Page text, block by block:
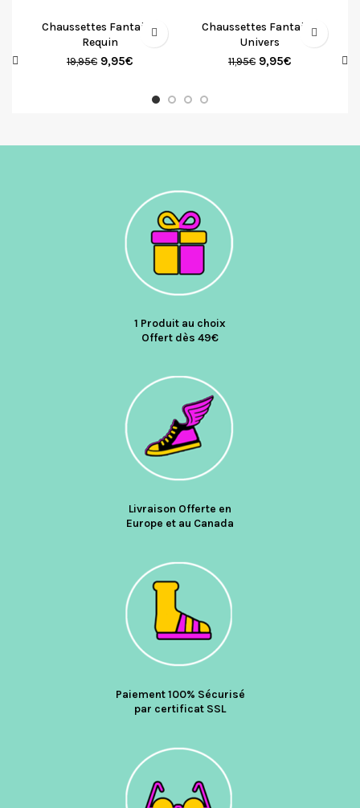
Chaussettes Fantaisie
Requin
19,95€ 9,95€
Chaussettes Fantaisie
Univers
11,95€ 9,95€
1 Produit au choix
Offert dès 49€
Livraison Offerte en
Europe et au Canada
Paiement 100% Sécurisé
par certificat SSL